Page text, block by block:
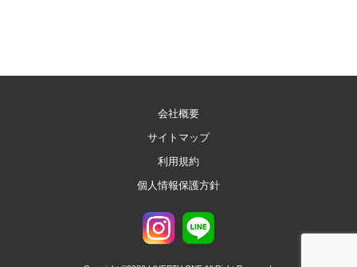
会社概要
サイトマップ
利用規約
個人情報保護方針